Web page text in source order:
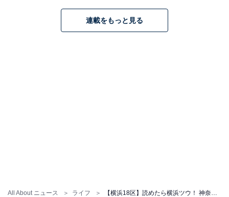
All About ニュース ライフ
連載をもっと見る